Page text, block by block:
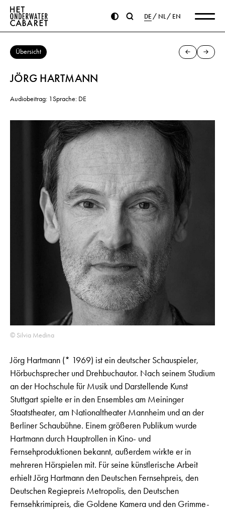
DE NL EN
Übersicht
JÖRG HARTMANN
Audiobeitrag: 1Sprache: DE
© Silvia Medina
Jörg Hartmann (* 1969) ist ein deutscher Schauspieler,
Hörbuchsprecher und Drehbuchautor. Nach seinem Studium
an der Hochschule für Musik und Darstellende Kunst
Stuttgart spielte er in den Ensembles am Meininger
Staatstheater, am Nationaltheater Mannheim und an der
Berliner Schaubühne. Einem größeren Publikum wurde
Hartmann durch Hauptrollen in Kino- und
Fernsehproduktionen bekannt, außerdem wirkte er in
mehreren Hörspielen mit. Für seine künstlerische Arbeit
erhielt Jörg Hartmann den Deutschen Fernsehpreis, den
Deutschen Regiepreis Metropolis, den Deutschen
Fernsehkrimipreis, die Goldene Kamera und den Grimme-